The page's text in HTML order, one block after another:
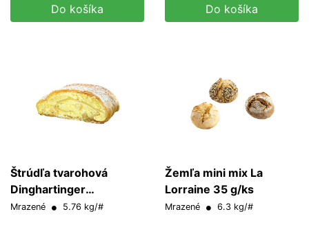
Do košíka Do košíka
Štrúdľa tvarohová
Dinghartinger
(upečená)
Mrazené 5.76 kg/#
Žemľa mini mix La
Lorraine 35 g/ks
Mrazené 6.3 kg/#